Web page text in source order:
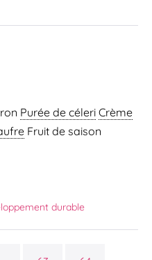
Purée de céleri Crème
Fruit de saison
durable